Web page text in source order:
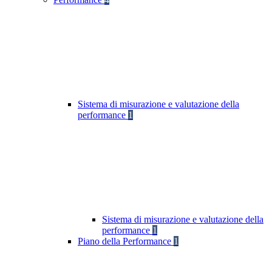
Sistema di misurazione e valutazione della
performance 1
Sistema di misurazione e valutazione della
performance 1
Piano della Performance 1